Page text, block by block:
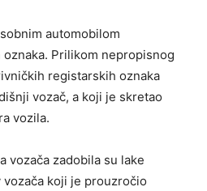
automobilom
Prilikom nepropisnog
registarskih oznaka
vozač, a koji je skretao
vozila.
vozača zadobila su lake
koji je prouzročio